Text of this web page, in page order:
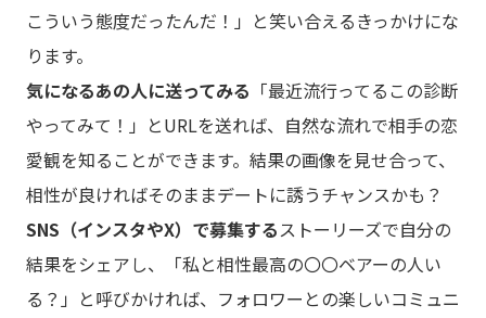
こういう態度だったんだ！」と笑い合えるきっかけにな
ります。
気になるあの人に送ってみる 「最近流行ってるこの診断
やってみて！」とURLを送れば、自然な流れで相手の恋
愛観を知ることができます。結果の画像を見せ合って、
相性が良ければそのままデートに誘うチャンスかも？
SNS（インスタやX）で募集するストーリーズで自分の
結果をシェアし、「私と相性最高の〇〇ベアーの人い
る？」と呼びかければ、フォロワーとの楽しいコミュニ